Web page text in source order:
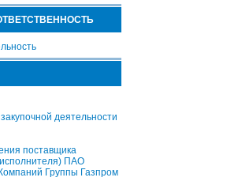
деятельности
поставщика
ПАО
Группы Газпром